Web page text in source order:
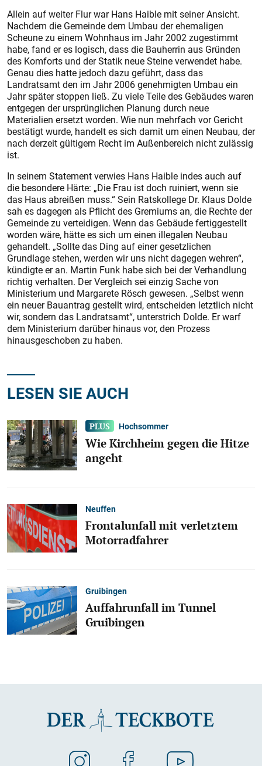
Allein auf weiter Flur war Hans Haible mit seiner Ansicht.
Nachdem die Gemeinde dem Umbau der ehemaligen
Scheune zu einem Wohnhaus im Jahr 2002 zugestimmt
habe, fand er es logisch, dass die Bauherrin aus Gründen
des Komforts und der Statik neue Steine verwendet habe.
Genau dies hatte jedoch dazu geführt, dass das
Landratsamt den im Jahr 2006 genehmigten Umbau ein
Jahr später stoppen ließ. Zu viele Teile des Gebäudes waren
entgegen der ursprünglichen Planung durch neue
Materialien ersetzt worden. Wie nun mehrfach vor Gericht
bestätigt wurde, handelt es sich damit um einen Neubau, der
nach derzeit gültigem Recht im Außenbereich nicht zulässig
ist.
In seinem Statement verwies Hans Haible indes auch auf
die besondere Härte: „Die Frau ist doch ruiniert, wenn sie
das Haus abreißen muss.“ Sein Ratskollege Dr. Klaus Dolde
sah es dagegen als Pflicht des Gremiums an, die Rechte der
Gemeinde zu verteidigen. Wenn das Gebäude fertiggestellt
worden wäre, hätte es sich um einen illegalen Neubau
gehandelt. „Sollte das Ding auf einer gesetzlichen
Grundlage stehen, werden wir uns nicht dagegen wehren“,
kündigte er an. Martin Funk habe sich bei der Verhandlung
richtig verhalten. Der Vergleich sei einzig Sache von
Ministerium und Margarete Rösch gewesen. „Selbst wenn
ein neuer Bauantrag gestellt wird, entscheiden letztlich nicht
wir, sondern das Landratsamt“, unterstrich Dolde. Er warf
dem Ministerium darüber hinaus vor, den Prozess
hinausgeschoben zu haben.
LESEN SIE AUCH
Hochsommer
Wie Kirchheim gegen die Hitze
angeht
Neuffen
Frontalunfall mit verletztem
Motorradfahrer
Gruibingen
Auffahrunfall im Tunnel
Gruibingen